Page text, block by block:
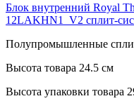
Блок внутренний Royal
12LAKHN1_V2 сплит-
Полупромышленные
Высота товара 24.5 см
Высота упаковки товара